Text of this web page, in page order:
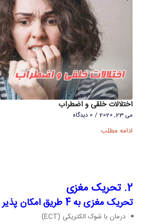
اختلالات خلقی و اضطراب
می 23, 2020 / 0 دیدگاه
ادامه مطلب
2. تحریک مغزی
تحریک مغزی به 4 طریق امکان پذیر است:
درمان با شوک الکتریکی (ECT)